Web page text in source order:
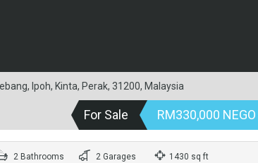
Ipoh, Kinta, Perak, 31200, Malaysia
For Sale RM330,000 NEGO
2 Bathrooms 2 Garages 1430 sq ft